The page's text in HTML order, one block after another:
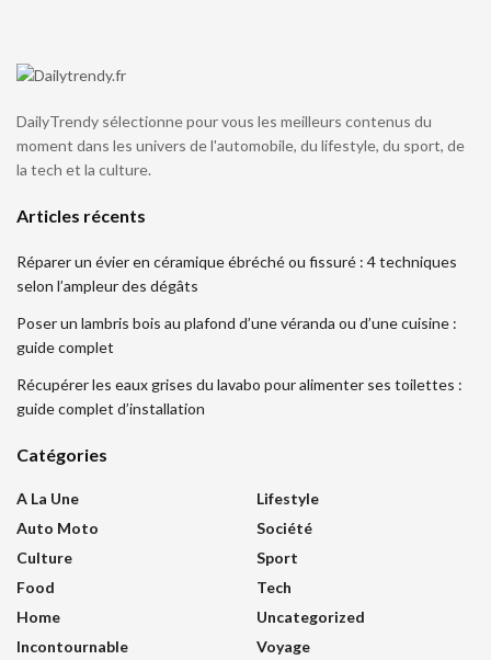
DailyTrendy sélectionne pour vous les meilleurs contenus du
moment dans les univers de l'automobile, du lifestyle, du sport, de
la tech et la culture.
Articles récents
Réparer un évier en céramique ébréché ou fissuré : 4 techniques
selon l’ampleur des dégâts
Poser un lambris bois au plafond d’une véranda ou d’une cuisine :
guide complet
Récupérer les eaux grises du lavabo pour alimenter ses toilettes :
guide complet d’installation
Catégories
A La Une
Auto Moto
Culture
Food
Home
Incontournable
Lifestyle
Société
Sport
Tech
Uncategorized
Voyage